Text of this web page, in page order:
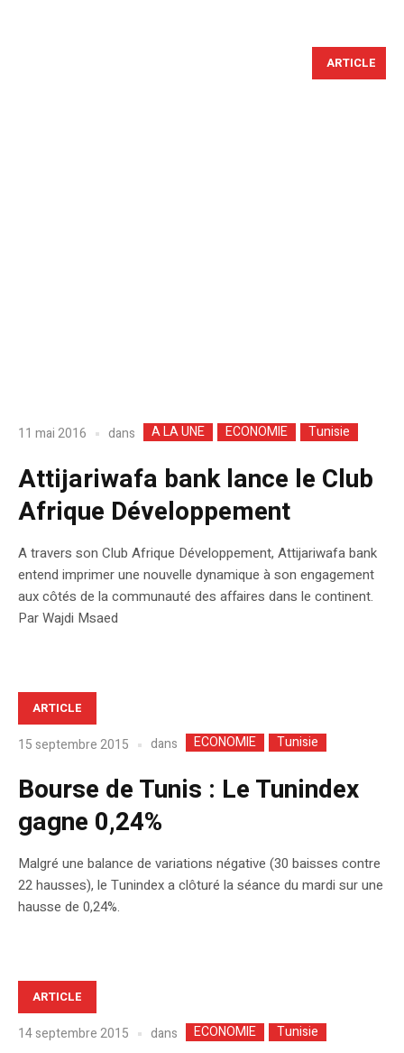
ARTICLE
11 mai 2016 dans A LA UNE ECONOMIE Tunisie
Attijariwafa bank lance le Club
Afrique Développement
A travers son Club Afrique Développement, Attijariwafa bank
entend imprimer une nouvelle dynamique à son engagement
aux côtés de la communauté des affaires dans le continent.
Par Wajdi Msaed
ARTICLE
15 septembre 2015 dans ECONOMIE Tunisie
Bourse de Tunis : Le Tunindex
gagne 0,24%
Malgré une balance de variations négative (30 baisses contre
22 hausses), le Tunindex a clôturé la séance du mardi sur une
hausse de 0,24%.
ARTICLE
14 septembre 2015 dans ECONOMIE Tunisie